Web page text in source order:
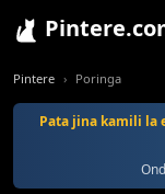
Pintere Poringa
Pata jina kamili la